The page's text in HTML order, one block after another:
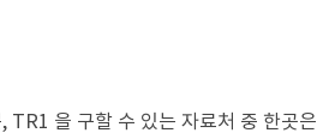
을 구할 수 있는 자료처 중 한곳은